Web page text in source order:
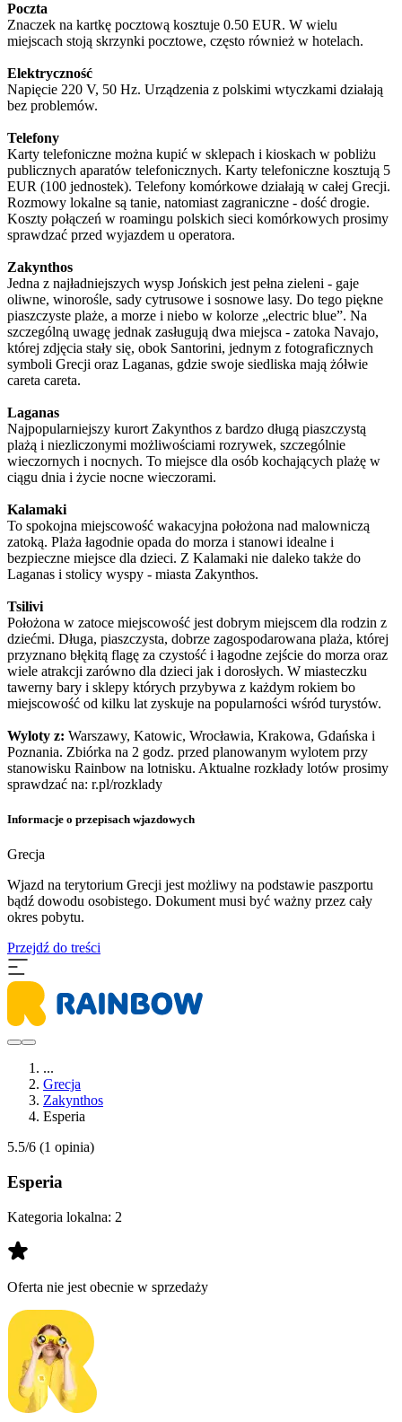
Poczta
Znaczek na kartkę pocztową kosztuje 0.50 EUR. W wielu
miejscach stoją skrzynki pocztowe, często również w hotelach.
Elektryczność
Napięcie 220 V, 50 Hz. Urządzenia z polskimi wtyczkami działają
bez problemów.
Telefony
Karty telefoniczne można kupić w sklepach i kioskach w pobliżu
publicznych aparatów telefonicznych. Karty telefoniczne kosztują 5
EUR (100 jednostek). Telefony komórkowe działają w całej Grecji.
Rozmowy lokalne są tanie, natomiast zagraniczne - dość drogie.
Koszty połączeń w roamingu polskich sieci komórkowych prosimy
sprawdzać przed wyjazdem u operatora.
Zakynthos
Jedna z najładniejszych wysp Jońskich jest pełna zieleni - gaje
oliwne, winorośle, sady cytrusowe i sosnowe lasy. Do tego piękne
piaszczyste plaże, a morze i niebo w kolorze „electric blue”. Na
szczególną uwagę jednak zasługują dwa miejsca - zatoka Navajo,
której zdjęcia stały się, obok Santorini, jednym z fotograficznych
symboli Grecji oraz Laganas, gdzie swoje siedliska mają żółwie
careta careta.
Laganas
Najpopularniejszy kurort Zakynthos z bardzo długą piaszczystą
plażą i niezliczonymi możliwościami rozrywek, szczególnie
wieczornych i nocnych. To miejsce dla osób kochających plażę w
ciągu dnia i życie nocne wieczorami.
Kalamaki
To spokojna miejscowość wakacyjna położona nad malowniczą
zatoką. Plaża łagodnie opada do morza i stanowi idealne i
bezpieczne miejsce dla dzieci. Z Kalamaki nie daleko także do
Laganas i stolicy wyspy - miasta Zakynthos.
Tsilivi
Położona w zatoce miejscowość jest dobrym miejscem dla rodzin z
dziećmi. Długa, piaszczysta, dobrze zagospodarowana plaża, której
przyznano błękitą flagę za czystość i łagodne zejście do morza oraz
wiele atrakcji zarówno dla dzieci jak i dorosłych. W miasteczku
tawerny bary i sklepy których przybywa z każdym rokiem bo
miejscowość od kilku lat zyskuje na popularności wśród turystów.
Wyloty z: Warszawy, Katowic, Wrocławia, Krakowa, Gdańska i
Poznania. Zbiórka na 2 godz. przed planowanym wylotem przy
stanowisku Rainbow na lotnisku. Aktualne rozkłady lotów prosimy
sprawdzać na: r.pl/rozklady
Informacje o przepisach wjazdowych
Grecja
Wjazd na terytorium Grecji jest możliwy na podstawie paszportu
bądź dowodu osobistego. Dokument musi być ważny przez cały
okres pobytu.
Przejdź do treści
...
Grecja
Zakynthos
Esperia
5.5/6 (1 opinia)
Esperia
Kategoria lokalna: 2
Oferta nie jest obecnie w sprzedaży